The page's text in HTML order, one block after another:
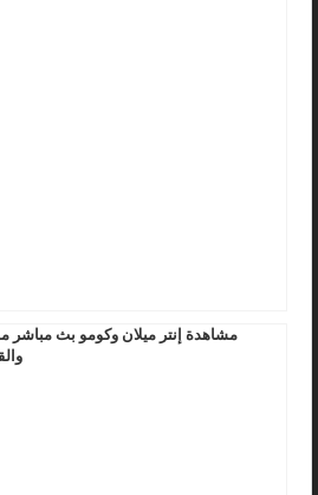
مشاهدة إنتر ميلان وكومو بث مباشر